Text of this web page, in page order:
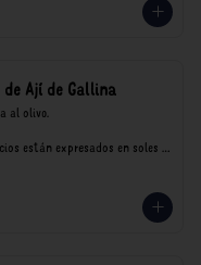
Ají de Gallina
al olivo.
están expresados en soles e